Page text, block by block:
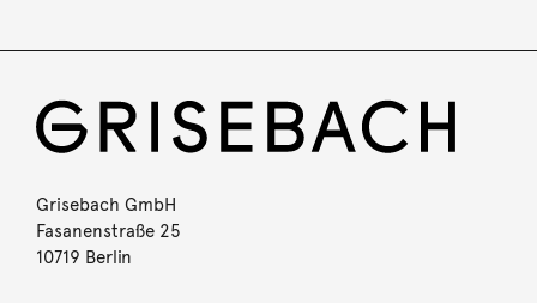
Grisebach GmbH
Fasanenstraße 25
10719 Berlin